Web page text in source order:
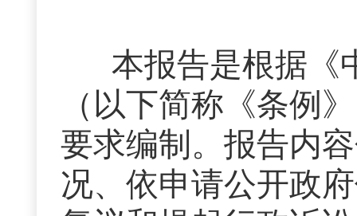
本报告是根据《
（以下简称《条例
要求编制。报告内
况、依申请公开政